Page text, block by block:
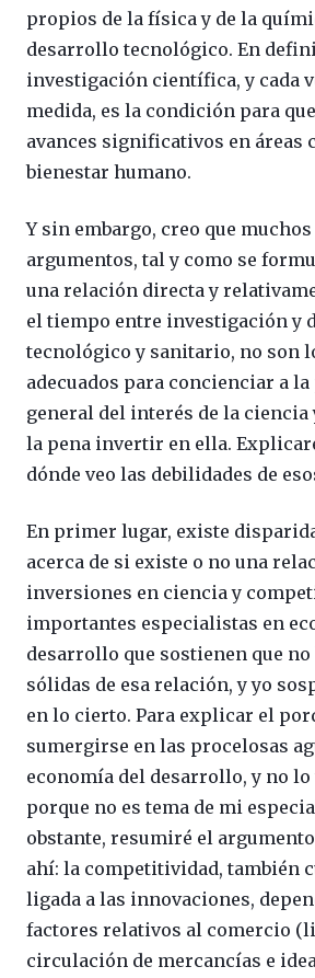
propios de la física y de la
desarrollo tecnológico. En
investigación científica, y cada
medida, es la condición para
avances significativos en áreas
bienestar humano.
Y sin embargo, creo que muchos
argumentos, tal y como se
una relación directa y
el tiempo entre investigación y
tecnológico y sanitario, no son
adecuados para concienciar a
general del interés de la ciencia
la pena invertir en ella.
dónde veo las debilidades de
En primer lugar, existe
acerca de si existe o no una
inversiones en ciencia y
importantes especialistas en
desarrollo que sostienen que
sólidas de esa relación, y yo
en lo cierto. Para explicar el
sumergirse en las procelosas
economía del desarrollo, y no lo
porque no es tema de mi
obstante, resumiré el
ahí: la competitividad, también
ligada a las innovaciones,
factores relativos al comercio
circulación de mercancías e